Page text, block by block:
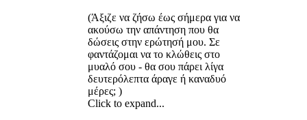
(Άξιζε να ζήσω έως σήμερα για να
ακούσω την απάντηση που θα
δώσεις στην ερώτησή μου. Σε
φαντάζομαι να το κλώθεις στο
μυαλό σου - θα σου πάρει λίγα
δευτερόλεπτα άραγε ή καναδυό
μέρες; )
Click to expand...